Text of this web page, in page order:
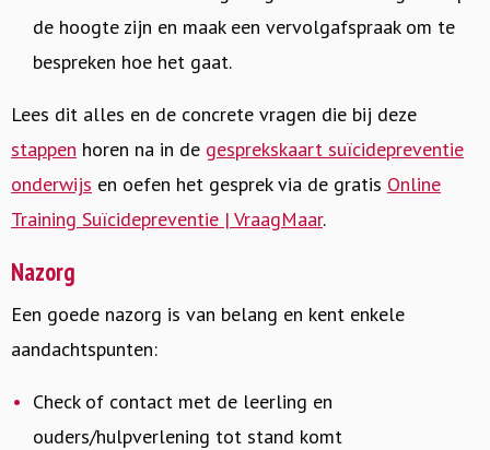
de hoogte zijn en maak een vervolgafspraak om te
bespreken hoe het gaat.
Lees dit alles en de concrete vragen die bij deze
stappen horen na in de gesprekskaart suïcidepreventie
onderwijs en oefen het gesprek via de gratis Online
Training Suïcidepreventie | VraagMaar.
Nazorg
Een goede nazorg is van belang en kent enkele
aandachtspunten:
Check of contact met de leerling en
ouders/hulpverlening tot stand komt